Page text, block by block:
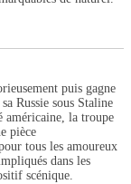
puis gagne
Russie sous Staline
américaine, la troupe
pièce
tous les amoureux
dans les
scénique.